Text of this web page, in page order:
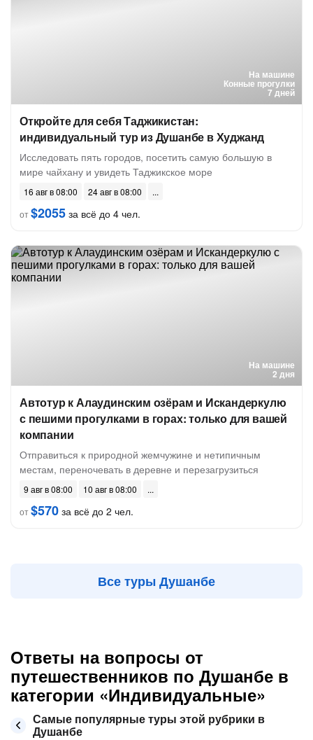
На машине
Конные прогулки
7 дней
Откройте для себя Таджикистан:
индивидуальный тур из Душанбе в Худжанд
Исследовать пять городов, посетить самую большую в
мире чайхану и увидеть Таджикское море
16 авг в 08:00
24 авг в 08:00
от$2055 за всё до 4 чел.
На машине
2 дня
Автотур к Алаудинским озёрам и Искандеркулю
с пешими прогулками в горах: только для вашей
компании
Отправиться к природной жемчужине и нетипичным
местам, переночевать в деревне и перезагрузиться
9 авг в 08:00
10 авг в 08:00
от$570 за всё до 2 чел.
Все туры Душанбе
Ответы на вопросы от
путешественников по Душанбе в
категории «Индивидуальные»
Самые популярные туры этой рубрики в
Душанбе